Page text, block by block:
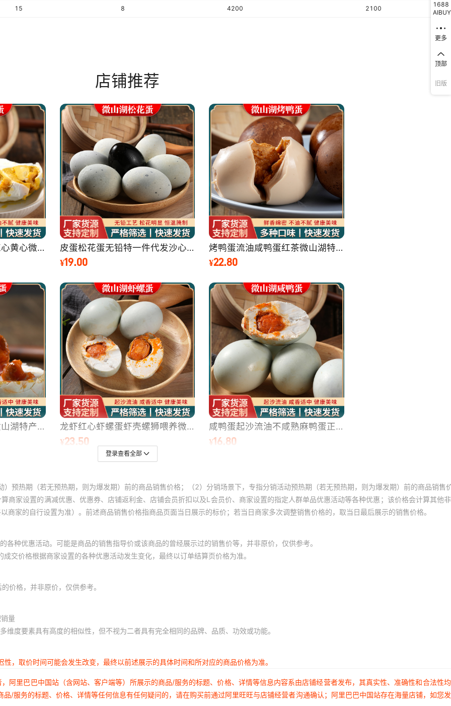
15 8 4200 2100
登录查看全部
预热期（若无预热期，则为爆发期）前的商品销售价格；（2）分销场景下，专指分销活动预热期（若无预热期，则为爆发期）前的商品销售
商家设置的满减优惠、优惠券、店铺返利金、店铺会员折扣以及L会员价、商家设置的指定人群单品优惠活动等各种优惠；该价格会计算其他
家的自行设置为准）。前述商品销售价格指商品页面当日展示的标价；若当日商家多次调整销售价格的，取当日最后展示的销售价格。
种优惠活动。可能是商品的销售指导价或该商品的曾经展示过的销售价等，并非原价，仅供参考。
交价格根据商家设置的各种优惠活动发生变化，最终以订单结算页价格为准。
价格，并非原价，仅供参考。
量
度要素具有高度的相似性，但不视为二者具有完全相同的品牌、品质、功效或功能。
，取价时间可能会发生改变，最终以前述展示的具体时间和所对应的商品价格为准。
阿里巴巴中国站（含网站、客户端等）所展示的商品/服务的标题、价格、详情等信息内容系由店铺经营者发布，其真实性、准确性和合法性
/服务的标题、价格、详情等任何信息有任何疑问的，请在购买前通过阿里旺旺与店铺经营者沟通确认；阿里巴巴中国站存在海量店铺，如您
1688
AIBUY
更多
顶部
旧版